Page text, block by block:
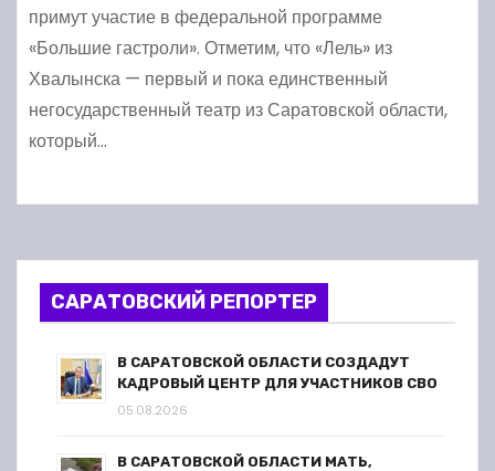
примут участие в федеральной программе
«Большие гастроли». Отметим, что «Лель» из
Хвалынска — первый и пока единственный
негосударственный театр из Саратовской области,
который…
САРАТОВСКИЙ РЕПОРТЕР
В САРАТОВСКОЙ ОБЛАСТИ СОЗДАДУТ
КАДРОВЫЙ ЦЕНТР ДЛЯ УЧАСТНИКОВ СВО
05.08.2026
В САРАТОВСКОЙ ОБЛАСТИ МАТЬ,